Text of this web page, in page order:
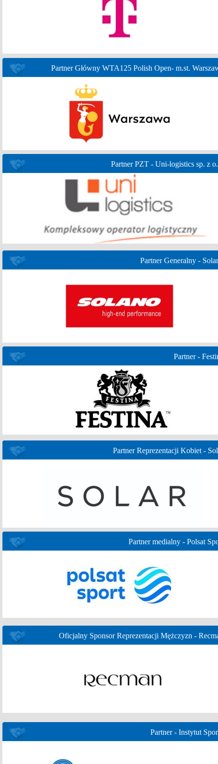
Partner Główny WTA125 Polish Open- m.st.
Partner PZT - Uni-logistics sp. z
Partner Generalny -
Partner -
Partner Reprezentacji Kobiet -
Partner medialny - Polsat
Oficjalny Sponsor Reprezentacji Mężczyzn -
Partner - Instytut